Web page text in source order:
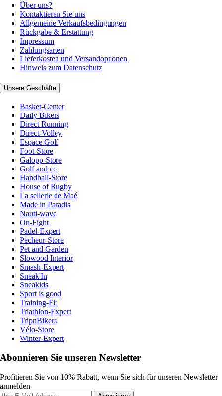
Über uns?
Kontaktieren Sie uns
Allgemeine Verkaufsbedingungen
Rückgabe & Erstattung
Impressum
Zahlungsarten
Lieferkosten und Versandoptionen
Hinweis zum Datenschutz
Unsere Geschäfte
Basket-Center
Daily Bikers
Direct Running
Direct-Volley
Espace Golf
Foot-Store
Galopp-Store
Golf and co
Handball-Store
House of Rugby
La sellerie de Maé
Made in Paradis
Nauti-wave
On-Fight
Padel-Expert
Pecheur-Store
Pet and Garden
Slowood Interior
Smash-Expert
Sneak'In
Sneakids
Sport is good
Training-Fit
Triathlon-Expert
TripnBikers
Vélo-Store
Winter-Expert
Abonnieren Sie unseren Newsletter
Profitieren Sie von 10% Rabatt, wenn Sie sich für unseren Newsletter
anmelden